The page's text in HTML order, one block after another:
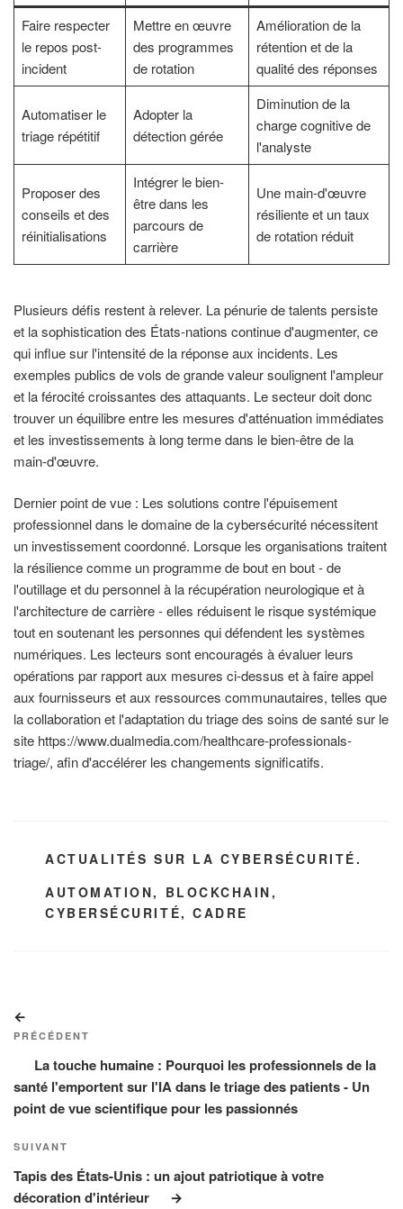
Faire respecter
le repos post-
incident
Mettre en œuvre
des programmes
de rotation
Amélioration de la
rétention et de la
qualité des réponses
Automatiser le
triage répétitif
Adopter la
détection gérée
Diminution de la
charge cognitive de
l'analyste
Proposer des
conseils et des
réinitialisations
Intégrer le bien-
être dans les
parcours de
carrière
Une main-d'œuvre
résiliente et un taux
de rotation réduit
Plusieurs défis restent à relever. La pénurie de talents persiste
et la sophistication des États-nations continue d'augmenter, ce
qui influe sur l'intensité de la réponse aux incidents. Les
exemples publics de vols de grande valeur soulignent l'ampleur
et la férocité croissantes des attaquants. Le secteur doit donc
trouver un équilibre entre les mesures d'atténuation immédiates
et les investissements à long terme dans le bien-être de la
main-d'œuvre.
Dernier point de vue : Les solutions contre l'épuisement
professionnel dans le domaine de la cybersécurité nécessitent
un investissement coordonné. Lorsque les organisations traitent
la résilience comme un programme de bout en bout - de
l'outillage et du personnel à la récupération neurologique et à
l'architecture de carrière - elles réduisent le risque systémique
tout en soutenant les personnes qui défendent les systèmes
numériques. Les lecteurs sont encouragés à évaluer leurs
opérations par rapport aux mesures ci-dessus et à faire appel
aux fournisseurs et aux ressources communautaires, telles que
la collaboration et l'adaptation du triage des soins de santé sur le
site https://www.dualmedia.com/healthcare-professionals-
triage/, afin d'accélérer les changements significatifs.
CATÉGORIES
ACTUALITÉS SUR LA CYBERSÉCURITÉ.
ÉTIQUETTES
AUTOMATION, BLOCKCHAIN ,
CYBERSÉCURITÉ,CADRE
de
l’article
précédent
PRÉCÉDENT
La touche humaine : Pourquoi les professionnels de la
santé l'emportent sur l'IA dans le triage des patients - Un
point de vue scientifique pour les passionnés
Article
suivant
SUIVANT
Tapis des États-Unis : un ajout patriotique à votre
décoration d'intérieur